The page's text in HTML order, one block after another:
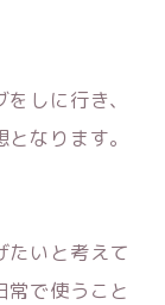
しに行き、
なります。
たいと考えて
常で使うこと